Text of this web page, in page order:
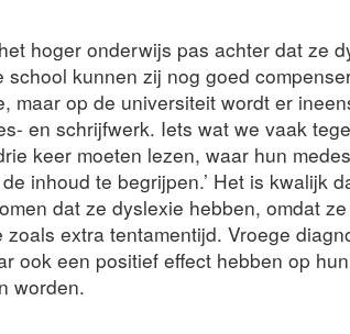
hoger onderwijs pas achter dat ze
kunnen zij nog goed
maar op de universiteit wordt er
en schrijfwerk. Iets wat we vaak
keer moeten lezen, waar hun
inhoud te begrijpen.’ Het is kwalijk
dat ze dyslexie hebben, omdat
extra tentamentijd. Vroege
ook een positief effect hebben op
worden.